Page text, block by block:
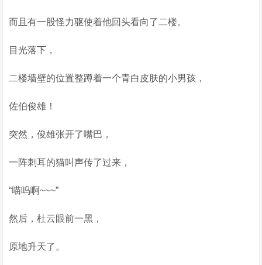
而且有一股怪力驱使着他回头看向了二楼。
目光落下，
二楼墙壁的位置整蹲着一个青白皮肤的小男孩，
佐伯俊雄！
突然，俊雄张开了嘴巴，
一阵刺耳的猫叫声传了过来，
“喵呜啊~~~”
然后，杜云眼前一黑，
原地升天了。